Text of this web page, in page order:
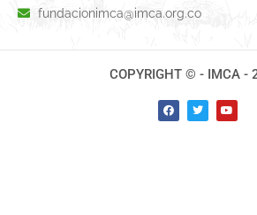
fundacionimca@imca.org.co
COPYRIGHT © - IMCA -